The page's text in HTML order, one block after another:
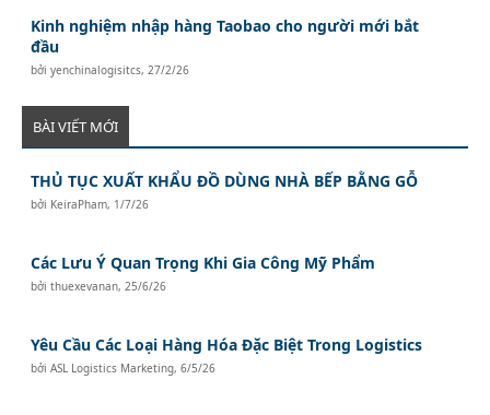
Kinh nghiệm nhập hàng Taobao cho người mới bắt
đầu
bởiyenchinalogisitcs,27/2/26
BÀI VIẾT MỚI
THỦ TỤC XUẤT KHẨU ĐỒ DÙNG NHÀ BẾP BẰNG GỖ
bởi KeiraPham, 1/7/26
Các Lưu Ý Quan Trọng Khi Gia Công Mỹ Phẩm
bởithuexevanan,25/6/26
Yêu Cầu Các Loại Hàng Hóa Đặc Biệt Trong Logistics
bởiASL Logistics Marketing,6/5/26